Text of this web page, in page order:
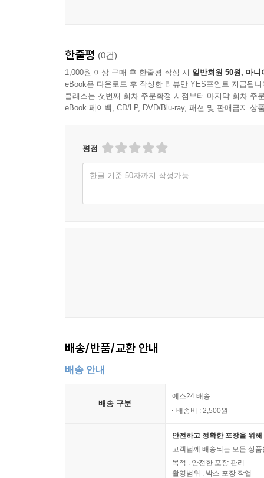
한줄평 (0건)
1,000원 이상 구매 후 한줄평 작성 시 일반회원 50원, 마니
eBook은 다운로드 후 작성한 리뷰만 YES포인트 지급됩니
클래스는 첫번째 회차 주문확정 시점부터 마지막 회차 주
eBook 페이백, CD/LP, DVD/Blu-ray, 패션 및 판매금지 상
평점
한글 기준 50자까지 작성가능
배송/반품/교환 안내
배송 안내
배송 구분
예스24 배송
배송비 : 2,500원
안전하고 정확한 포장을 위
고객님께 배송되는 모든 상
목적 : 안전한 포장 관리
촬영범위 : 박스 포장 작업